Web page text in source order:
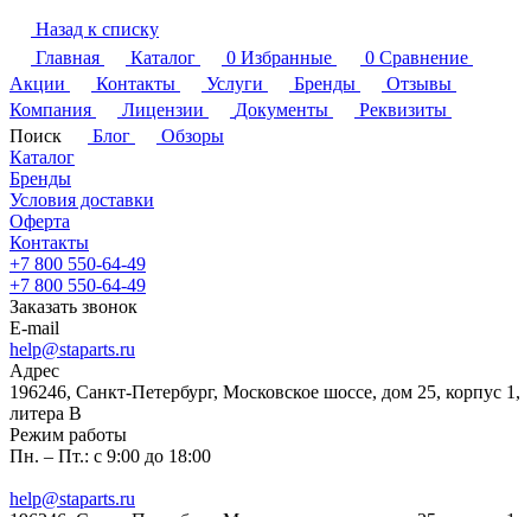
Назад к списку
Главная
Каталог 0 Избранные 0 Сравнение
Акции
Контакты Услуги Бренды
Отзывы
Компания
Лицензии Документы
Реквизиты
Поиск
Блог
Обзоры
Каталог
Бренды
Условия доставки
Оферта
Контакты
+7 800 550-64-49
+7 800 550-64-49
Заказать звонок
E-mail
help@staparts.ru
Адрес
196246, Санкт-Петербург, Московское шоссе, дом 25, корпус 1,
литера В
Режим работы
Пн. – Пт.: с 9:00 до 18:00
help@staparts.ru